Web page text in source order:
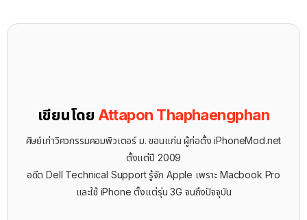
เขียนโดย Attapon Thaphaengphan
ศิษย์เก่าวิศวกรรมคอมพิวเตอร์ ม. ขอนแก่น ผู้ก่อตั้ง iPhoneMod.net
ตั้งแต่ปี 2009
อดีต Dell Technical Support รู้จัก ​Apple เพราะ Macbook Pro
และใช้ iPhone ตั้งแต่รุ่น 3G จนถึงปัจจุบัน